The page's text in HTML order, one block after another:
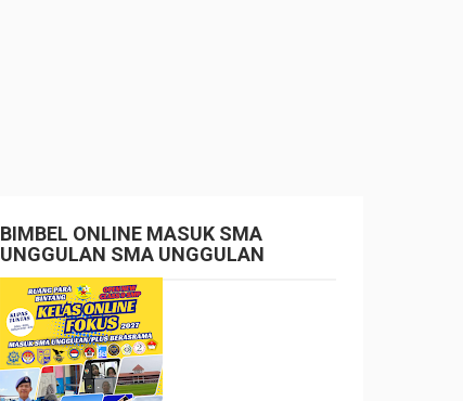
BIMBEL ONLINE MASUK SMA
UNGGULAN SMA UNGGULAN